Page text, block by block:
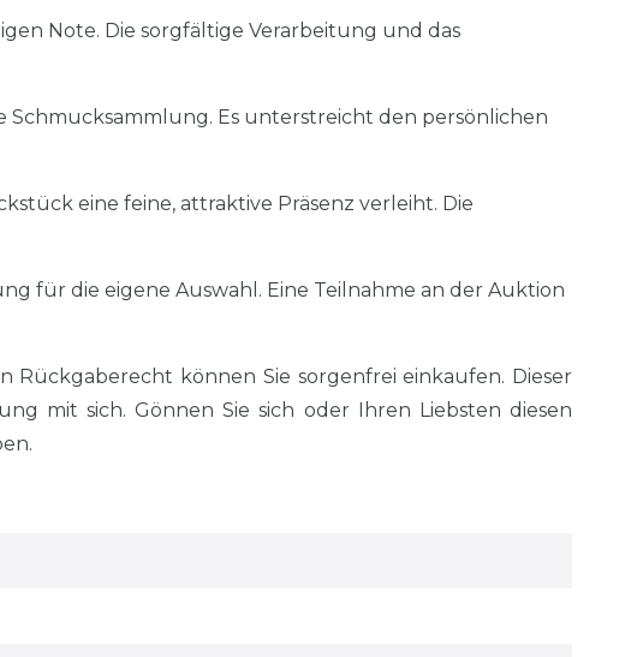
Note. Die sorgfältige Verarbeitung und das
Schmucksammlung. Es unterstreicht den persönlichen
eine feine, attraktive Präsenz verleiht. Die
für die eigene Auswahl. Eine Teilnahme an der Auktion
Rückgaberecht können Sie sorgenfrei einkaufen. Dieser
mit sich. Gönnen Sie sich oder Ihren Liebsten diesen